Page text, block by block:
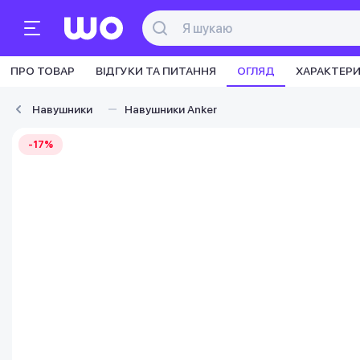
ПРО ТОВАР ВІДГУКИ ТА ПИТАННЯ ОГЛЯД
Навушники Навушники Anker
-17%